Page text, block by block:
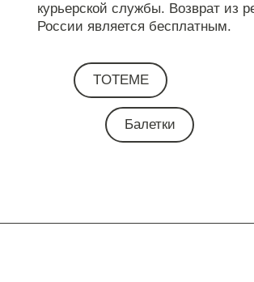
курьерской службы. Возврат из
России является бесплатным.
TOTEME
Балетки